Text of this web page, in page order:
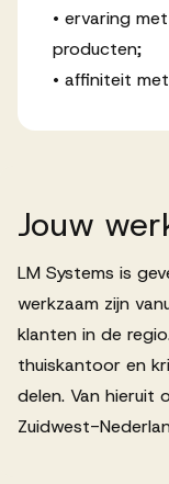
• ervaring
producten;
• affiniteit
Jouw
LM Systems is
werkzaam zijn
klanten in de
thuiskantoor en
delen. Van hieruit
Zuidwest-